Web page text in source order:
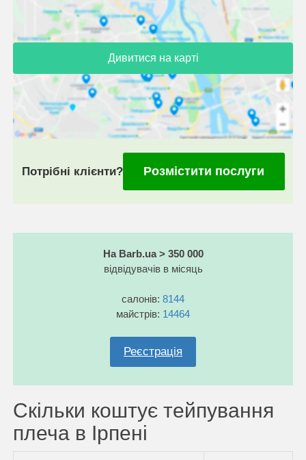
Дивитися на карті
Потрібні клієнти? Розмістити послуги
На Barb.ua > 350 000
відвідувачів в місяць
салонів: 8144
майстрів: 14464
Реєстрація
Скільки коштує тейпування
плеча в Ірпені